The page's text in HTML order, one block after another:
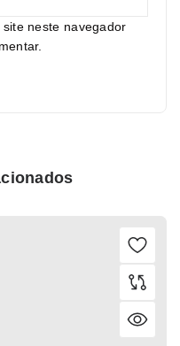
neste navegador